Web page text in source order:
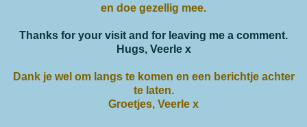
en doe gezellig mee.
Thanks for your visit and for leaving me a comment.
Hugs, Veerle x
Dank je wel om langs te komen en een berichtje achter
te laten.
Groetjes, Veerle x